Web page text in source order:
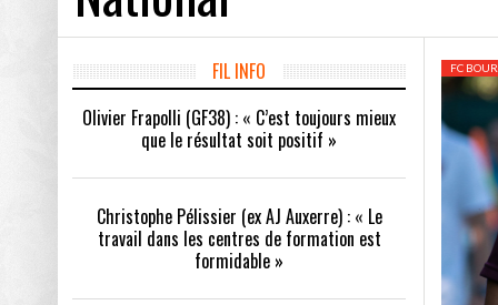
Supercoupe
Qui sont les
Choisir son
Les calendriers
Info MS.
OLIVIER FRAPOLLI (GF38) : « C’EST TOUJOURS
MIEUX QUE LE RÉSULTAT SOIT POSITIF »
CHRISTOPHE PÉLISSIER (EX
TRAVAIL DANS LES
EST FORMIDABLE »
FC
FIL INFO
Olivier Frapolli (GF38) : « C’est toujours mieux
que le résultat soit positif »
Christophe Pélissier (ex AJ Auxerre) : « Le
travail dans les centres de formation est
formidable »